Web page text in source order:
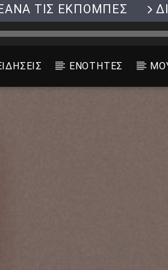
ΤΙΣ ΕΚΠΟΜΠΕΣ
ΕΝΟΤΗΤΕΣ